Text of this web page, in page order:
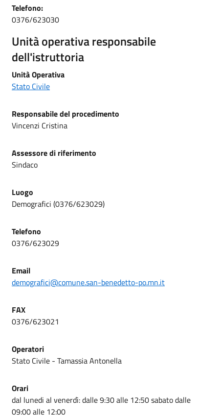
Telefono:
0376/623030
Unità operativa responsabile
dell'istruttoria
Unità Operativa
Stato Civile
Responsabile del procedimento
Vincenzi Cristina
Assessore di riferimento
Sindaco
Luogo
Demografici (0376/623029)
Telefono
0376/623029
Email
demografici@comune.san-benedetto-po.mn.it
FAX
0376/623021
Operatori
Stato Civile - Tamassia Antonella
Orari
dal lunedi al venerdì: dalle 9:30 alle 12:50 sabato dalle
09:00 alle 12:00